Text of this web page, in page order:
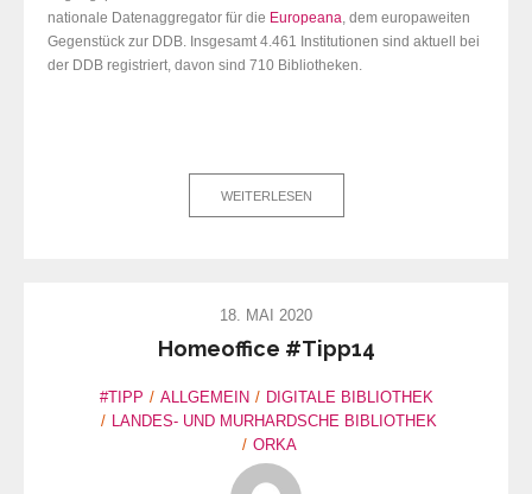
nationale Datenaggregator für die Europeana, dem europaweiten
Gegenstück zur DDB. Insgesamt 4.461 Institutionen sind aktuell bei
der DDB registriert, davon sind 710 Bibliotheken.
WEITERLESEN
18. MAI 2020
Homeoffice #Tipp14
#TIPP ALLGEMEIN
DIGITALE BIBLIOTHEK
LANDES- UND MURHARDSCHE BIBLIOTHEK
ORKA